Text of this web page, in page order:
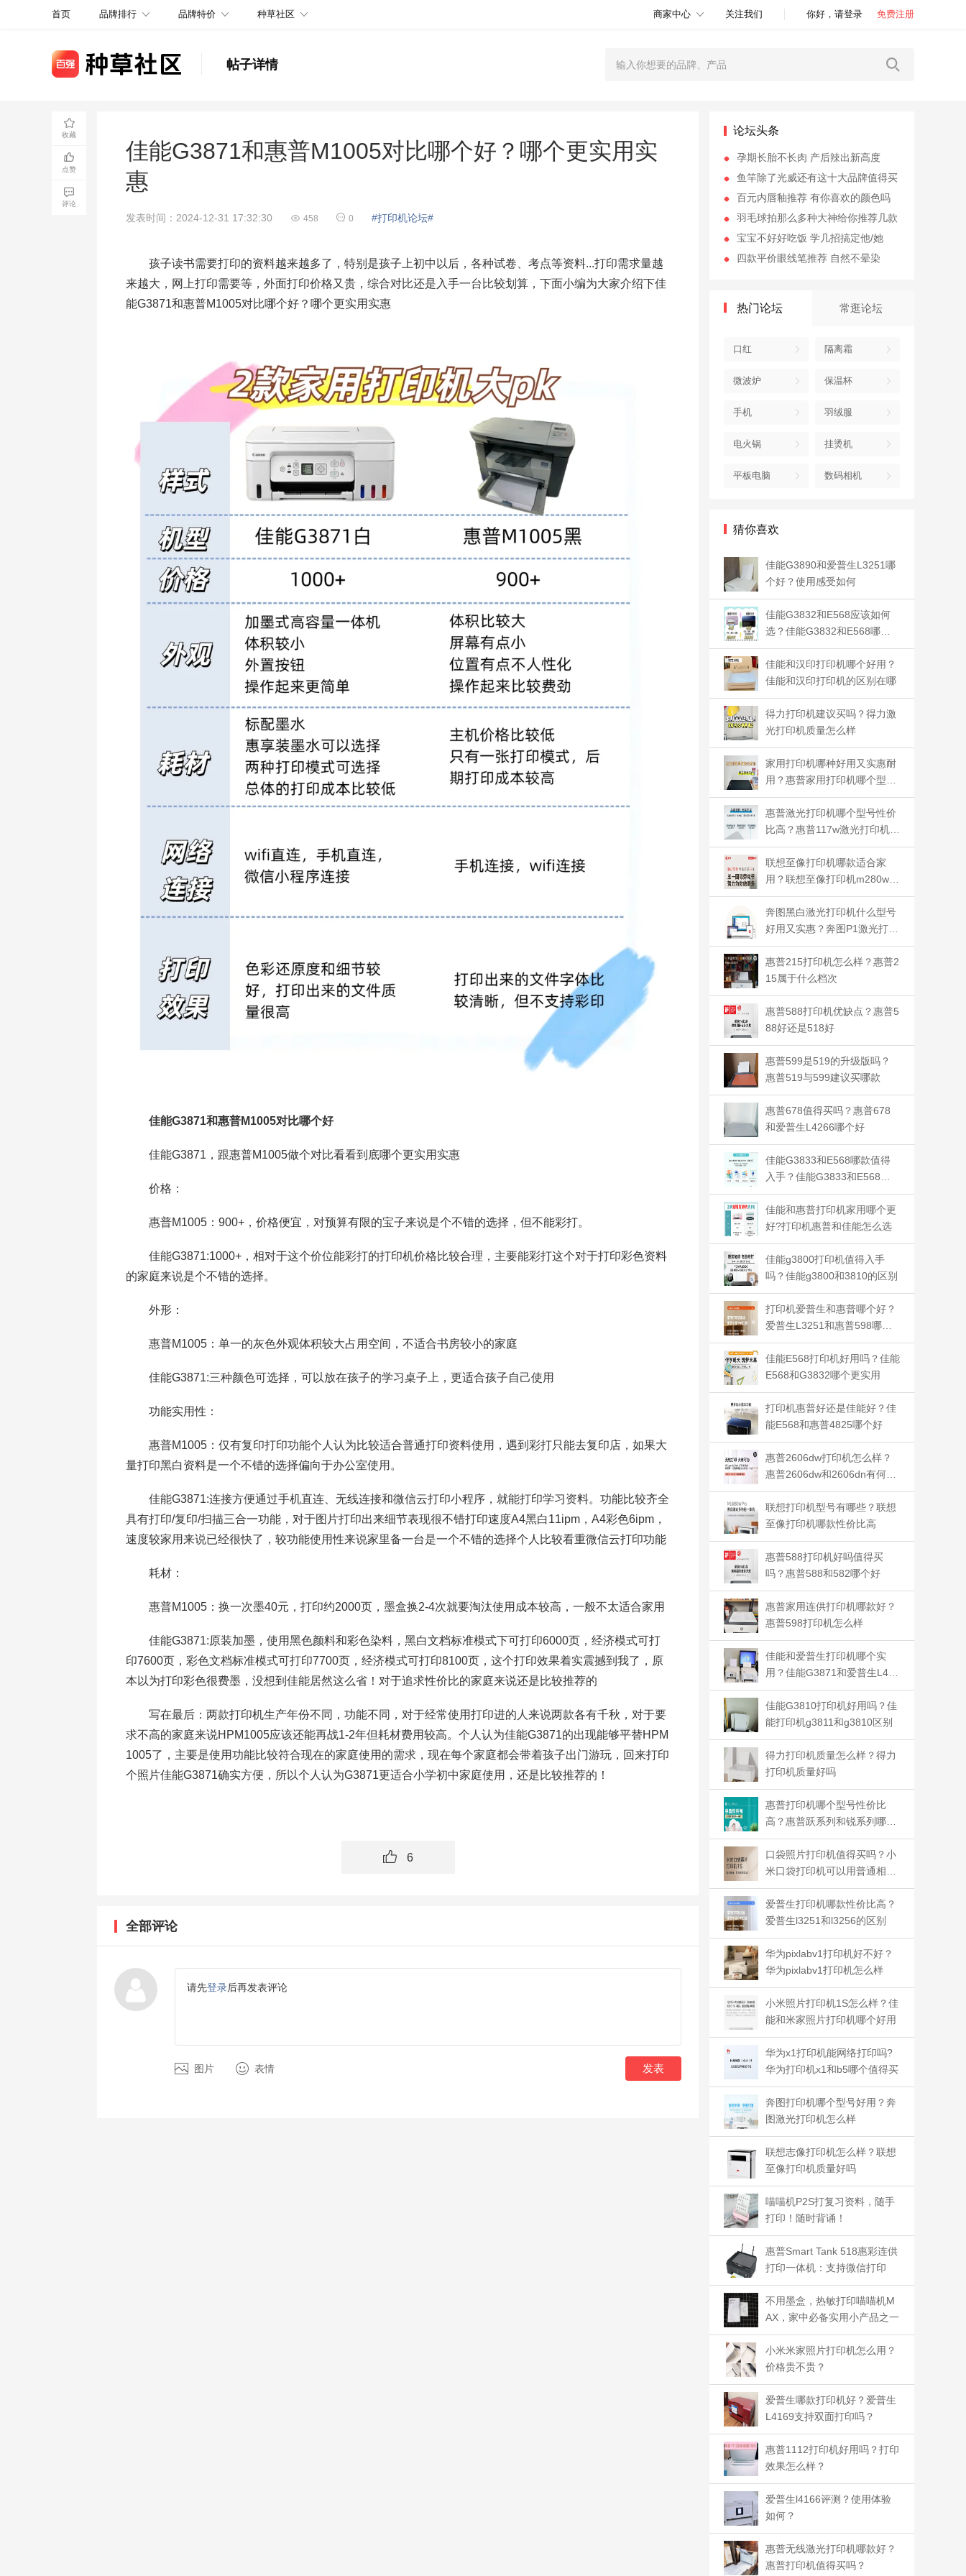
首页 品牌排行 品牌特价 种草社区 商家中心 关注我们 你好，请登录 免费注册
帖子详情
收藏
点赞
评论
佳能G3871和惠普M1005对比哪个好？哪个更实用实
惠
发表时间：2024-12-31 17:32:30 458 0 #打印机论坛#
孩子读书需要打印的资料越来越多了，特别是孩子上初中以后，各种试卷、考点等资料...打印需求量越
来越大，网上打印需要等，外面打印价格又贵，综合对比还是入手一台比较划算，下面小编为大家介绍下佳
能G3871和惠普M1005对比哪个好？哪个更实用实惠
佳能G3871和惠普M1005对比哪个好
佳能G3871，跟惠普M1005做个对比看看到底哪个更实用实惠
价格：
惠普M1005：900+，价格便宜，对预算有限的宝子来说是个不错的选择，但不能彩打。
佳能G3871:1000+，相对于这个价位能彩打的打印机价格比较合理，主要能彩打这个对于打印彩色资料
的家庭来说是个不错的选择。
外形：
惠普M1005：单一的灰色外观体积较大占用空间，不适合书房较小的家庭
佳能G3871:三种颜色可选择，可以放在孩子的学习桌子上，更适合孩子自己使用
功能实用性：
惠普M1005：仅有复印打印功能个人认为比较适合普通打印资料使用，遇到彩打只能去复印店，如果大
量打印黑白资料是一个不错的选择偏向于办公室使用。
佳能G3871:连接方便通过手机直连、无线连接和微信云打印小程序，就能打印学习资料。功能比较齐全
具有打印/复印/扫描三合一功能，对于图片打印出来细节表现很不错打印速度A4黑白11ipm，A4彩色6ipm，
速度较家用来说已经很快了，较功能使用性来说家里备一台是一个不错的选择个人比较看重微信云打印功能
耗材：
惠普M1005：换一次墨40元，打印约2000页，墨盒换2-4次就要淘汰使用成本较高，一般不太适合家用
佳能G3871:原装加墨，使用黑色颜料和彩色染料，黑白文档标准模式下可打印6000页，经济模式可打
印7600页，彩色文档标准模式可打印7700页，经济模式可打印8100页，这个打印效果着实震撼到我了，原
本以为打印彩色很费墨，没想到佳能居然这么省！对于追求性价比的家庭来说还是比较推荐的
写在最后：两款打印机生产年份不同，功能不同，对于经常使用打印进的人来说两款各有千秋，对于要
求不高的家庭来说HPM1005应该还能再战1-2年但耗材费用较高。个人认为佳能G3871的出现能够平替HPM
1005了，主要是使用功能比较符合现在的家庭使用的需求，现在每个家庭都会带着孩子出门游玩，回来打印
个照片佳能G3871确实方便，所以个人认为G3871更适合小学初中家庭使用，还是比较推荐的！
6
全部评论
请先登录后再发表评论
图片 表情 发表
论坛头条
孕期长胎不长肉 产后辣出新高度
鱼竿除了光威还有这十大品牌值得买
百元内唇釉推荐 有你喜欢的颜色吗
羽毛球拍那么多种大神给你推荐几款
宝宝不好好吃饭 学几招搞定他/她
四款平价眼线笔推荐 自然不晕染
热门论坛 常逛论坛
口红 隔离霜
微波炉 保温杯
手机 羽绒服
电火锅 挂烫机
平板电脑 数码相机
猜你喜欢
佳能G3890和爱普生L3251哪
个好？使用感受如何
佳能G3832和E568应该如何
选？佳能G3832和E568哪个
好
佳能和汉印打印机哪个好用？
佳能和汉印打印机的区别在哪
得力打印机建议买吗？得力激
光打印机质量怎么样
家用打印机哪种好用又实惠耐
用？惠普家用打印机哪个型号
性价比高
惠普激光打印机哪个型号性价
比高？惠普117w激光打印机怎
么样
联想至像打印机哪款适合家
用？联想至像打印机m280w怎
么样
奔图黑白激光打印机什么型号
好用又实惠？奔图P1激光打印
机怎么样
惠普215打印机怎么样？惠普2
15属于什么档次
惠普588打印机优缺点？惠普5
88好还是518好
惠普599是519的升级版吗？
惠普519与599建议买哪款
惠普678值得买吗？惠普678
和爱普生L4266哪个好
佳能G3833和E568哪款值得
入手？佳能G3833和E568选
哪款
佳能和惠普打印机家用哪个更
好?打印机惠普和佳能怎么选
佳能g3800打印机值得入手
吗？佳能g3800和3810的区别
打印机爱普生和惠普哪个好？
爱普生L3251和惠普598哪个
好
佳能E568打印机好用吗？佳能
E568和G3832哪个更实用
打印机惠普好还是佳能好？佳
能E568和惠普4825哪个好
惠普2606dw打印机怎么样？
惠普2606dw和2606dn有何区
别
联想打印机型号有哪些？联想
至像打印机哪款性价比高
惠普588打印机好吗值得买
吗？惠普588和582哪个好
惠普家用连供打印机哪款好？
惠普598打印机怎么样
佳能和爱普生打印机哪个实
用？佳能G3871和爱普生L416
0哪个好
佳能G3810打印机好用吗？佳
能打印机g3811和g3810区别
得力打印机质量怎么样？得力
打印机质量好吗
惠普打印机哪个型号性价比
高？惠普跃系列和锐系列哪个
好
口袋照片打印机值得买吗？小
米口袋打印机可以用普通相纸
吗
爱普生打印机哪款性价比高？
爱普生l3251和l3256的区别
华为pixlabv1打印机好不好？
华为pixlabv1打印机怎么样
小米照片打印机1S怎么样？佳
能和米家照片打印机哪个好用
华为x1打印机能网络打印吗?
华为打印机x1和b5哪个值得买
奔图打印机哪个型号好用？奔
图激光打印机怎么样
联想志像打印机怎么样？联想
至像打印机质量好吗
喵喵机P2S打复习资料，随手
打印！随时背诵！
惠普Smart Tank 518惠彩连供
打印一体机：支持微信打印
不用墨盒，热敏打印喵喵机M
AX，家中必备实用小产品之一
小米米家照片打印机怎么用？
价格贵不贵？
爱普生哪款打印机好？爱普生
L4169支持双面打印吗？
惠普1112打印机好用吗？打印
效果怎么样？
爱普生l4166评测？使用体验
如何？
惠普无线激光打印机哪款好？
惠普打印机值得买吗？